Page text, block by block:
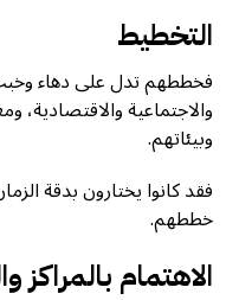
التخطيط
فخططهم تدل على دهاء
والاجتماعية
وبيئاتهم.
فقد كانوا يختارون بدقة
خططهم.
الاهتمام بالمراكز